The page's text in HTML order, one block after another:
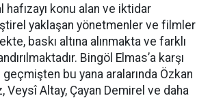
konu alan ve iktidar
yaklaşan yönetmenler ve filmler
baskı altına alınmakta ve farklı
Bingöl Elmas’a karşı
bu yana aralarında Özkan
Veysî Altay, Çayan Demirel ve daha